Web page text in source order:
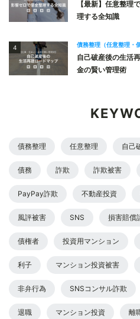
【最新】任意整理
理する全知識
4 債務整理（任意整理・
自己破産後の生活
金の賢い管理術
債務整理 任意整理 自己
債務 詐欺 詐欺被害
PayPay詐欺 不動産投資
風評被害 SNS 損害賠償
債権者 投資用マンション
利子 マンション投資被害
非弁行為 SNSコンサル詐欺
退職 マンション投資 離